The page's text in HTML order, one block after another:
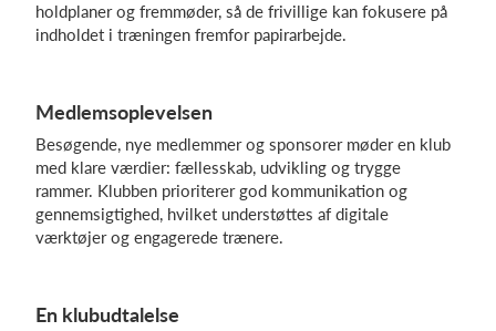
holdplaner og fremmøder, så de frivillige kan fokusere på
indholdet i træningen fremfor papirarbejde.
Medlemsoplevelsen
Besøgende, nye medlemmer og sponsorer møder en klub
med klare værdier: fællesskab, udvikling og trygge
rammer. Klubben prioriterer god kommunikation og
gennemsigtighed, hvilket understøttes af digitale
værktøjer og engagerede trænere.
En klubudtalelse